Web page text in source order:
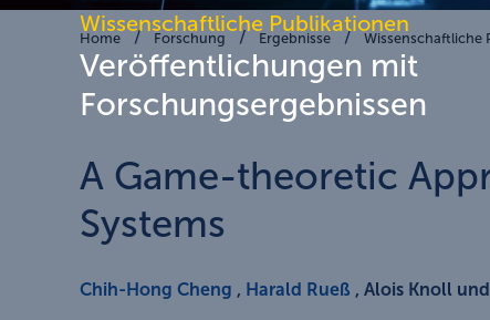
Wissenschaftliche Publikationen
Veröffentlichungen mit
Forschungsergebnissen
Home Forschung Ergebnisse Wissenschaftliche
A Game-theoretic
Systems
Chih-Hong Cheng , Harald Rueß , Alois Knoll und